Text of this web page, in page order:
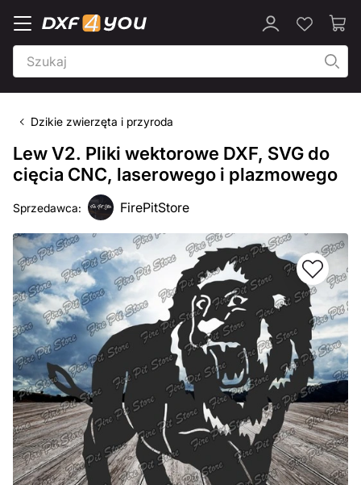
Dzikie zwierzęta i przyroda
Lew V2. Pliki wektorowe DXF, SVG do
cięcia CNC, laserowego i plazmowego
Sprzedawca: FirePitStore